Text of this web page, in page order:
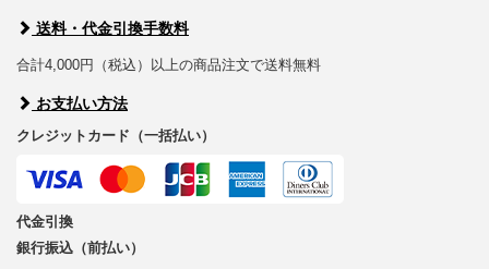
送料・代金引換手数料
合計4,000円（税込）以上の商品注文で送料無料
お支払い方法
クレジットカード（一括払い）
代金引換
銀行振込（前払い）